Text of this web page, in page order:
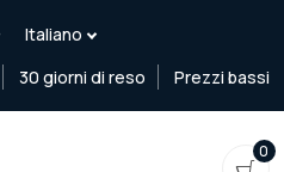
30 giorni di reso Prezzi bassi
0